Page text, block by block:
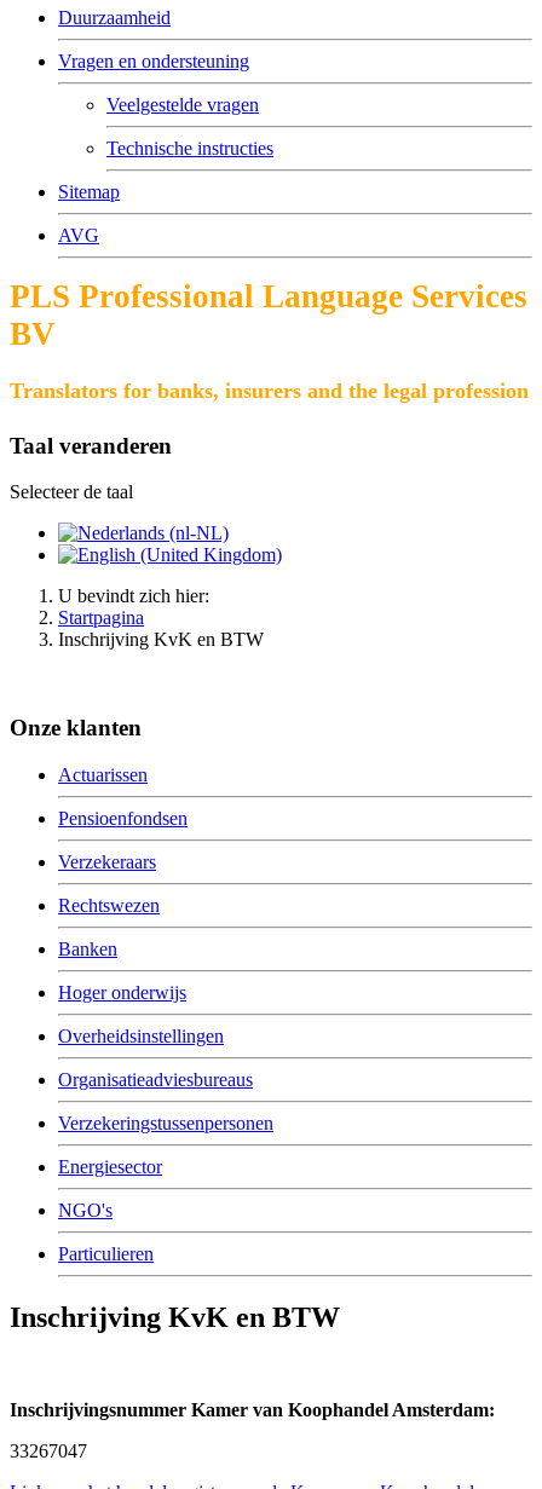
Duurzaamheid
Vragen en ondersteuning
Veelgestelde vragen
Technische instructies
Sitemap
AVG
PLS Professional Language Services
BV
Translators for banks, insurers and the legal profession
Taal veranderen
Selecteer de taal
U bevindt zich hier:
Startpagina
Inschrijving KvK en BTW
Onze klanten
Actuarissen
Pensioenfondsen
Verzekeraars
Rechtswezen
Banken
Hoger onderwijs
Overheidsinstellingen
Organisatieadviesbureaus
Verzekeringstussenpersonen
Energiesector
NGO's
Particulieren
Inschrijving KvK en BTW
Inschrijvingsnummer Kamer van Koophandel Amsterdam:
33267047